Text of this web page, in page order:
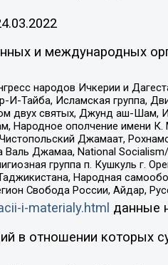
и международных
народов Ичкерии и
Тайба, Исламская группа,
двух святых, Джунд аш-Шам,
ополчение имени
Джамаат,
Джамаа, National Socialism/
группа п. Кушкуль г.
Народная
Свобода России, Айдар,
i-materialy.html данные
в отношении которых